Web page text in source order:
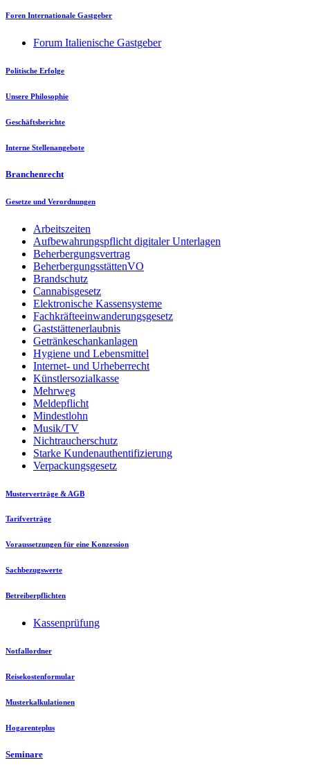
Foren Internationale Gastgeber
Forum Italienische Gastgeber
Politische Erfolge
Unsere Philosophie
Geschäftsberichte
Interne Stellenangebote
Branchenrecht
Gesetze und Verordnungen
Arbeitszeiten
Aufbewahrungspflicht digitaler Unterlagen
Beherbergungsvertrag
BeherbergungsstättenVO
Brandschutz
Cannabisgesetz
Elektronische Kassensysteme
Fachkräfteeinwanderungsgesetz
Gaststättenerlaubnis
Getränkeschankanlagen
Hygiene und Lebensmittel
Internet- und Urheberrecht
Künstlersozialkasse
Mehrweg
Meldepflicht
Mindestlohn
Musik/TV
Nichtraucherschutz
Starke Kundenauthentifizierung
Verpackungsgesetz
Musterverträge & AGB
Tarifverträge
Voraussetzungen für eine Konzession
Sachbezugswerte
Betreiberpflichten
Kassenprüfung
Notfallordner
Reisekostenformular
Musterkalkulationen
Hogarenteplus
Seminare